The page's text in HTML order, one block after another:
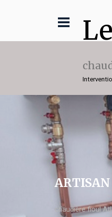
ARTISAN
chaudière fioul